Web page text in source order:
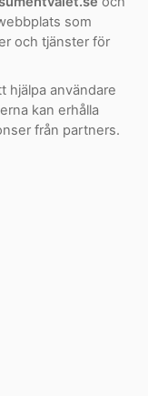
som
och tjänster för
hjälpa användare
kan erhålla
från partners.